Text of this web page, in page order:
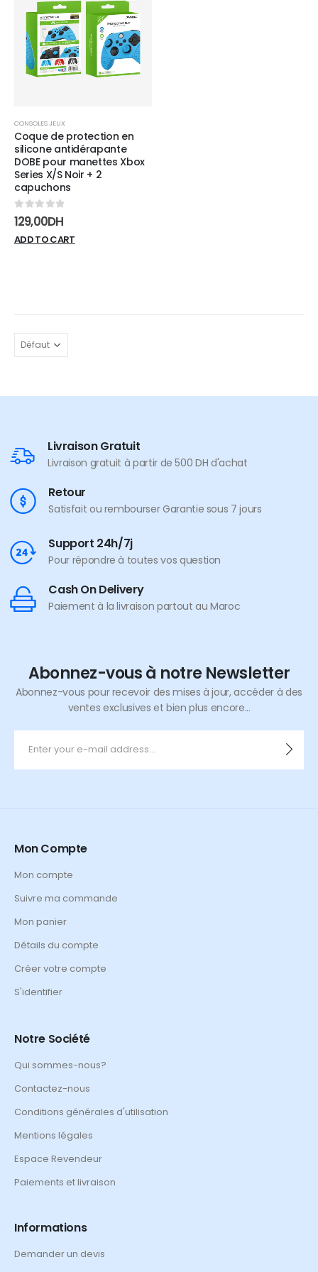
Add to
wishlist
CONSOLES JEUX
Coque de protection en
silicone antidérapante
DOBE pour manettes Xbox
Series X/S Noir + 2
capuchons
0sur 5
129,00DH
ADD TO CART
Livraison Gratuit
Livraison gratuit à partir de 500 DH d'achat
Retour
Satisfait ou rembourser Garantie sous 7 jours
Support 24h/7j
Pour répondre à toutes vos question
Cash On Delivery
Paiement à la livraison partout au Maroc
Abonnez-vous à notre Newsletter
Abonnez-vous pour recevoir des mises à jour, accéder à des
ventes exclusives et bien plus encore...
Mon Compte
Mon compte
Suivre ma commande
Mon panier
Détails du compte
Créer votre compte
S'identifier
Notre Société
Qui sommes-nous?
Contactez-nous
Conditions générales d'utilisation
Mentions légales
Espace Revendeur
Paiements et livraison
Informations
Demander un devis